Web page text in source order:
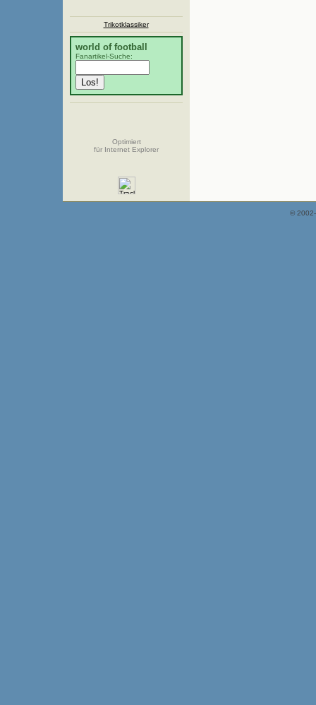
Trikotklassiker
world of football
Fanartikel-Suche:
Optimiert
für Internet Explorer
©